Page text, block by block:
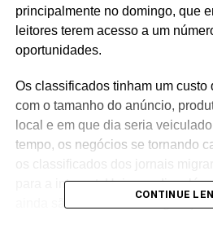
principalmente no domingo, que
leitores terem acesso a um
oportunidades.
Os classificados tinham um custo
com o tamanho do anúncio,
local e em que dia seria
tempo, os negócios se tornando
os classificados dos jornais
para a internet. Hoje em dia, além
ainda são vinculados a algum
CONTINUE